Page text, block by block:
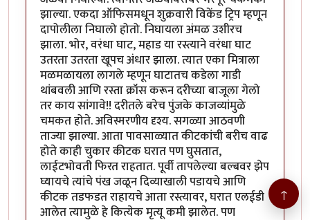
झाल्या. एकदा ऑफिसमधून शुक्रवारी विकेंड ट्रिप म्हणून
दापोलीला निघालो होतो. निघायला अंमळ उशीरच
झाला. भोर, वरंधा घाट, महाड या रस्त्याने वरंधा घाट
उतरता उतरता खूपच अंधार झाला. त्यात एका मित्राला
मळमळायला लागले म्हणून घाटातच कडेला गाडी
थांबवली आणि रस्ता क्रॉस करून दरीच्या बाजूला गेलो
तर काय सांगावे!! दरीतले बरेच पुंजके काजव्यांमुळे
चमकत होते. अविस्मरणीय दृश्य. सगळ्या आठवणी
ताज्या झाल्या. आता पावसाळ्यात कीटकांची बरीच वाढ
होते काही चुकार कीटक घरात पण घुसतात,
लाईटभोवती फिरत राहतात. पूर्वी तापलेल्या बल्बवर झेप
घ्यायचे त्यांचे पंख जळून दिव्याखाली पडायचे आणि
कीटक तडफडत राहायचे आता रस्त्यावर, घरात एलईडी
आलेत त्यामुळे हे कित्येक मृत्यू कमी झालेत. पण
↑